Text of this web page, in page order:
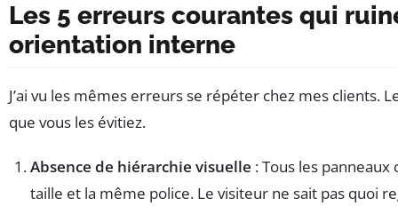
Les 5 erreurs courantes qui
orientation interne
J’ai vu les mêmes erreurs se répéter chez mes clients.
que vous les évitiez.
Absence de hiérarchie visuelle : Tous les
taille et la même police. Le visiteur ne sait pas quoi